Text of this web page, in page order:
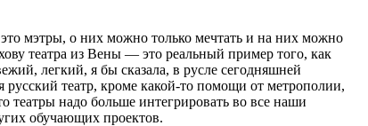
мэтры, о них можно только мечтать и на них можно
театра из Вены — это реальный пример того, как
легкий, я бы сказала, в русле сегодняшней
театр, кроме какой-то помощи от метрополии,
надо больше интегрировать во все наши
обучающих проектов.